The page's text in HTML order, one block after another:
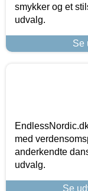
smykker og et
udvalg.
Se
med
anderkendte
udvalg.
Se